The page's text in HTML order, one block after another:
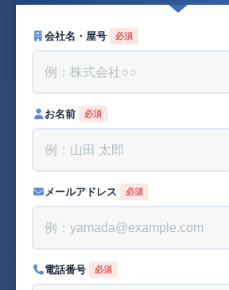
会社名・屋号 必須
お名前 必須
メールアドレス 必須
電話番号 必須